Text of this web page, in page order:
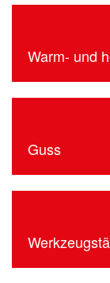
Warm- und
Guss